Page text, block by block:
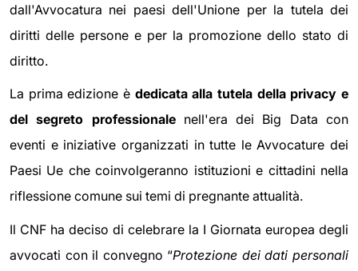
dall'Avvocatura nei paesi dell'Unione per la tutela dei
diritti delle persone e per la promozione dello stato di
diritto.
La prima edizione è dedicata alla tutela della privacy e
del segreto professionalenell'era dei Big Data con
eventi e iniziative organizzati in tutte le Avvocature dei
Paesi Ue che coinvolgeranno istituzioni e cittadini nella
riflessione comune sui temi di pregnante attualità.
Il CNF ha deciso di celebrare la I Giornata europea degli
avvocati con il convegno “Protezione dei dati personali